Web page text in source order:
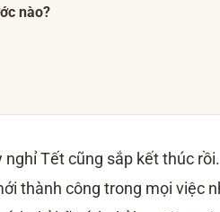
nào?
nghỉ Tết cũng sắp kết thúc
thành công trong mọi việc